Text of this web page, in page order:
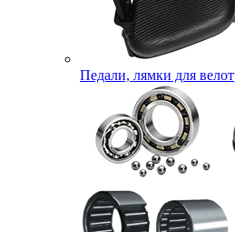
Педали, лямки для